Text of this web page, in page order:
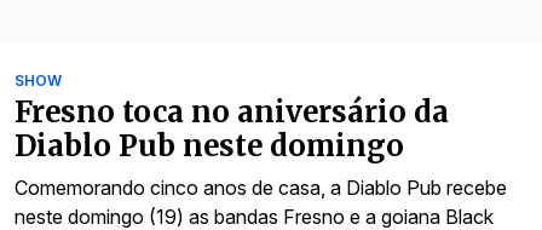
Todas as notícias de Diablo Pub
SHOW
Fresno toca no aniversário da
Diablo Pub neste domingo
Comemorando cinco anos de casa, a Diablo Pub recebe
neste domingo (19) as bandas Fresno e a goiana Black